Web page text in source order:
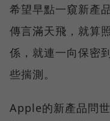
希望早點一窺新產
傳言滿天飛，就算
係，就連一向保密
些揣測。
Apple的新產品問